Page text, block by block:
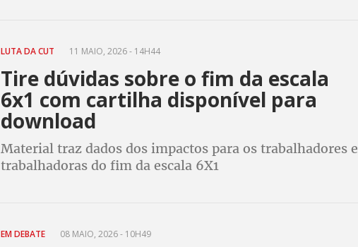
LUTA DA CUT 11 MAIO, 2026 - 14H44
Tire dúvidas sobre o fim da escala
6x1 com cartilha disponível para
download
Material traz dados dos impactos para os trabalhadores e
trabalhadoras do fim da escala 6X1
EM DEBATE 08 MAIO, 2026 - 10H49